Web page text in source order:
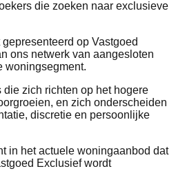
die zoeken naar exclusieve
op Vastgoed
ons netwerk van aangesloten
woningsegment.
zich richten op het hogere
en zich onderscheiden
discretie en persoonlijke
in het actuele woningaanbod dat
Exclusief wordt